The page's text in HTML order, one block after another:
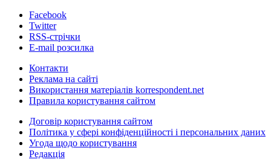
Facebook
Twitter
RSS-стрічки
E-mail розсилка
Контакти
Реклама на сайті
Використання матеріалів korrespondent.net
Правила користування сайтом
Договір користування сайтом
Політика у сфері конфіденційності і персональних даних
Угода щодо користування
Редакція